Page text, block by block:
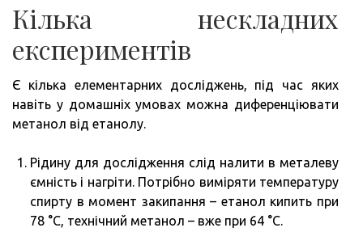
Кілька нескладних
експериментів
Є кілька елементарних досліджень, під час яких
навіть у домашніх умовах можна диференціювати
метанол від етанолу.
Рідину для дослідження слід налити в металеву
ємність і нагріти. Потрібно виміряти температуру
спирту в момент закипання – етанол кипить при
78 °C, технічний метанол – вже при 64 °C.